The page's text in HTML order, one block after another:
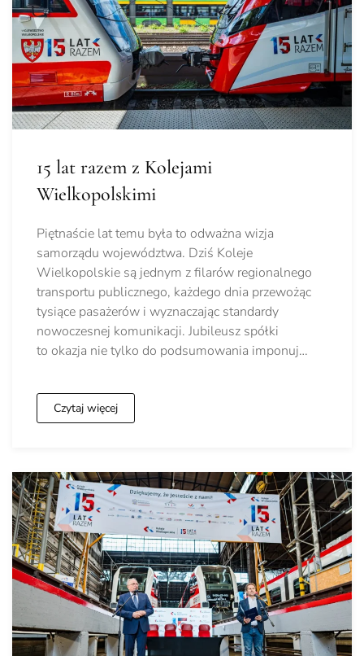
15 lat razem z Kolejami
Wielkopolskimi
Piętnaście lat temu była to odważna wizja
samorządu województwa. Dziś Koleje
Wielkopolskie są jednym z filarów regionalnego
transportu publicznego, każdego dnia przewożąc
tysiące pasażerów i wyznaczając standardy
nowoczesnej komunikacji. Jubileusz spółki
to okazja nie tylko do podsumowania imponuj…
Czytaj więcej